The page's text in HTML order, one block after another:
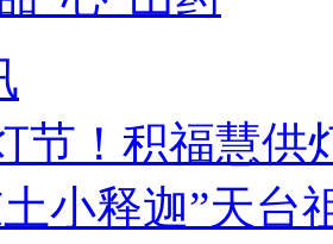
节！积福慧供
小释迦”天台